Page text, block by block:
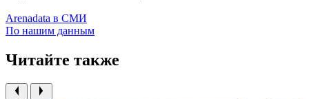
Arenadata в СМИ
По нашим данным
Читайте также